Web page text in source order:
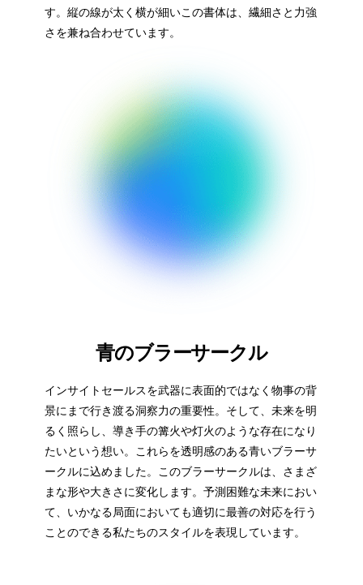
す。縦の線が太く横が細いこの書体は、繊細さと力強
さを兼ね合わせています。
青のブラーサークル
インサイトセールスを武器に表面的ではなく物事の背
景にまで行き渡る洞察力の重要性。そして、未来を明
るく照らし、導き手の篝火や灯火のような存在になり
たいという想い。これらを透明感のある青いブラーサ
ークルに込めました。このブラーサークルは、さまざ
まな形や大きさに変化します。予測困難な未来におい
て、いかなる局面においても適切に最善の対応を行う
ことのできる私たちのスタイルを表現しています。